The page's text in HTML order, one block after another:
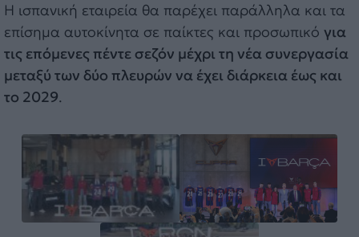
Η ισπανική εταιρεία θα παρέχει παράλληλα και τα
επίσημα αυτοκίνητα σε παίκτες και προσωπικό για
τις επόμενες πέντε σεζόν μέχρι τη νέα συνεργασία
μεταξύ των δύο πλευρών να έχει διάρκεια έως και
το 2029.